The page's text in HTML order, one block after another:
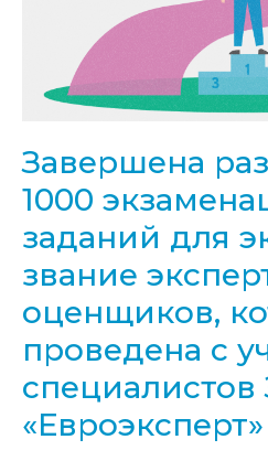
Завершена
1000
заданий для
звание
оценщиков,
проведена с
«Евроэксперт»